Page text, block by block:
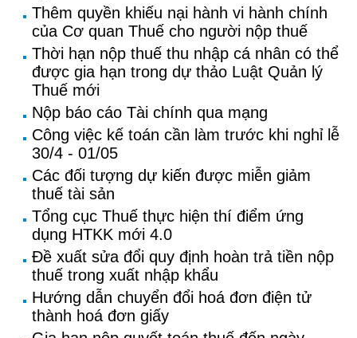
Thêm quyền khiếu nại hành vi hành chính
của Cơ quan Thuế cho người nộp thuế
Thời hạn nộp thuế thu nhập cá nhân có thể
được gia hạn trong dự thảo Luật Quản lý
Thuế mới
Nộp báo cáo Tài chính qua mạng
Công việc kế toán cần làm trước khi nghỉ lễ
30/4 - 01/05
Các đối tượng dự kiến được miễn giảm
thuế tài sản
Tổng cục Thuế thực hiện thí điểm ứng
dụng HTKK mới 4.0
Đề xuất sửa đổi quy định hoàn trả tiền nộp
thuế trong xuất nhập khẩu
Hướng dẫn chuyển đổi hoá đơn điện tử
thành hoá đơn giấy